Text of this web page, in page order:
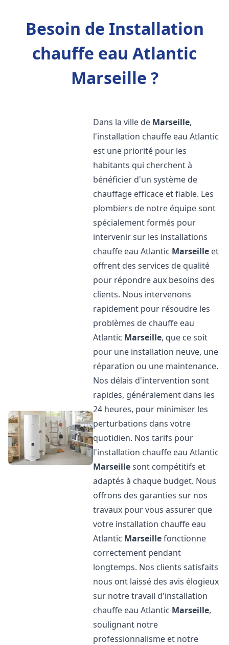
Besoin de Installation
chauffe eau Atlantic
Marseille ?
Dans la ville de Marseille,
l'installation chauffe eau Atlantic
est une priorité pour les
habitants qui cherchent à
bénéficier d'un système de
chauffage efficace et fiable. Les
plombiers de notre équipe sont
spécialement formés pour
intervenir sur les installations
chauffe eau Atlantic Marseille et
offrent des services de qualité
pour répondre aux besoins des
clients. Nous intervenons
rapidement pour résoudre les
problèmes de chauffe eau
Atlantic Marseille, que ce soit
pour une installation neuve, une
réparation ou une maintenance.
Nos délais d'intervention sont
rapides, généralement dans les
24 heures, pour minimiser les
perturbations dans votre
quotidien. Nos tarifs pour
l'installation chauffe eau Atlantic
Marseillesont compétitifs et
adaptés à chaque budget. Nous
offrons des garanties sur nos
travaux pour vous assurer que
votre installation chauffe eau
Atlantic Marseillefonctionne
correctement pendant
longtemps. Nos clients satisfaits
nous ont laissé des avis élogieux
sur notre travail d'installation
chauffe eau Atlantic Marseille,
soulignant notre
professionnalisme et notre